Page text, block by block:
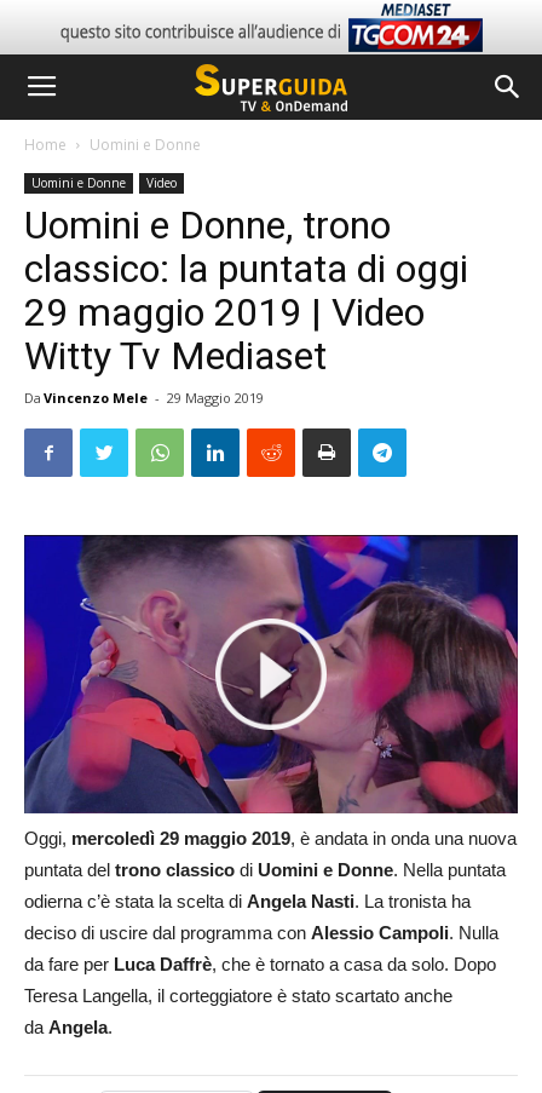
Home Uomini e Donne
Uomini e Donne Video
Uomini e Donne, trono
classico: la puntata di oggi
29 maggio 2019 | Video
Witty Tv Mediaset
Da Vincenzo Mele - 29 Maggio 2019
Oggi, mercoledì 29 maggio 2019, è andata in onda una nuova
puntata del trono classico di Uomini e Donne. Nella puntata
odierna c’è stata la scelta di Angela Nasti. La tronista ha
deciso di uscire dal programma con Alessio Campoli. Nulla
da fare per Luca Daffrè, che è tornato a casa da solo. Dopo
Teresa Langella, il corteggiatore è stato scartato anche
daAngela.